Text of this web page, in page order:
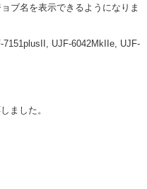
ブ名を表示できるようになりま
UJF-6042MkIIe, UJF-
ました。